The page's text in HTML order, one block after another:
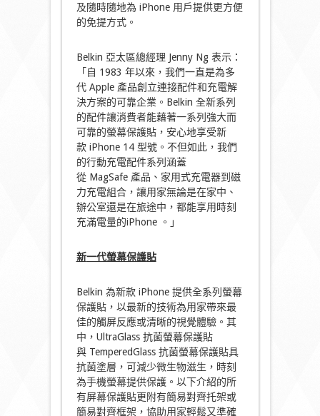
及隨時隨地為 iPhone 用戶提供更方便
的免提方式。
Belkin 亞太區總經理 Jenny Ng 表示：
「自 1983 年以來，我們一直是為多
代 Apple 產品創立連接配件和充電解
決方案的可靠企業。Belkin 全新系列
的配件讓消費者能藉著一系列強大而
可靠的螢幕保護貼，安心地享受新
款 iPhone 14 型號。不但如此，我們
的行動充電配件系列涵蓋
從 MagSafe 產品、家用式充電器到磁
力充電組合，讓用家無論是在家中、
辦公室還是在旅途中，都能享用時刻
充滿電量的iPhone 。」
新一代螢幕保護貼
Belkin 為新款 iPhone 提供全系列螢幕
保護貼，以最新的技術為用家帶來最
佳的觸屏反應或清晰的視覺體驗。其
中，UltraGlass 抗菌螢幕保護貼
與 TemperedGlass 抗菌螢幕保護貼具
抗菌塗層，可減少微生物滋生，時刻
為手機螢幕提供保護。以下介紹的所
有屏幕保護貼更附有簡易對齊托架或
簡易對齊框架，協助用家輕鬆又準確